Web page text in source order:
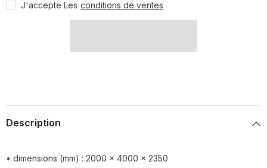
Brick
Brick
M,
J'accepte Les conditions de ventes
Description
• dimensions (mm) : 2000 x 4000 x 2350